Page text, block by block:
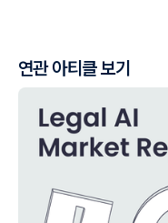
연관 아티클 보기